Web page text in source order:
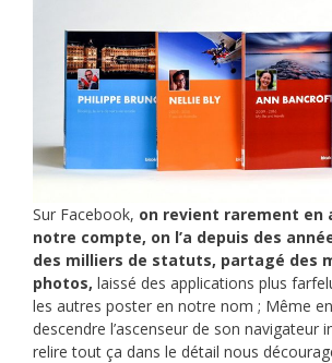
Sur Facebook, on revient rarement en
notre compte, on l’a depuis des
des milliers de statuts, partagé des
photos, laissé des applications plus
les autres poster en notre nom ; Même
descendre l’ascenseur de son navigateur
relire tout ça dans le détail nous